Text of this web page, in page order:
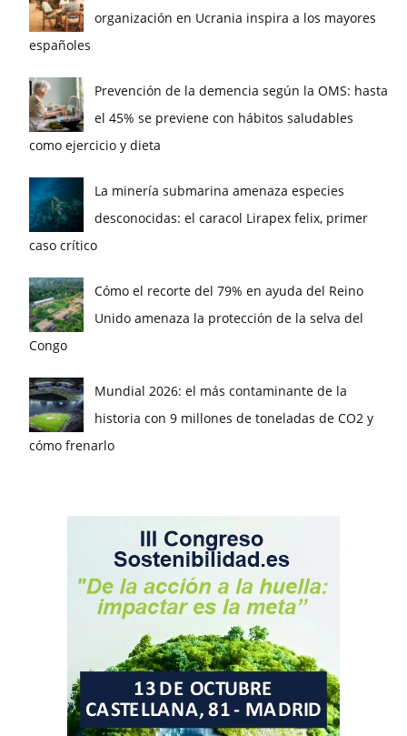
organización en Ucrania inspira a los mayores
españoles
Prevención de la demencia según la OMS: hasta
el 45% se previene con hábitos saludables
como ejercicio y dieta
La minería submarina amenaza especies
desconocidas: el caracol Lirapex felix, primer
caso crítico
Cómo el recorte del 79% en ayuda del Reino
Unido amenaza la protección de la selva del
Congo
Mundial 2026: el más contaminante de la
historia con 9 millones de toneladas de CO2 y
cómo frenarlo